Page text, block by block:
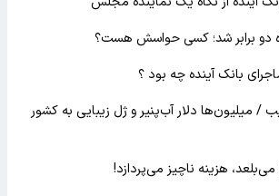
بانک آینده چه بود ؟
/ میلیون‌ها دلار آب‌پنیر و ژل زیبایی به کشور
هزینه ناچیز می‌پردازد!